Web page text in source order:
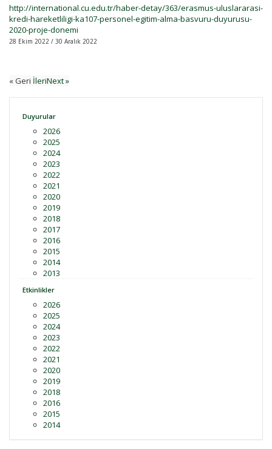
http://international.cu.edu.tr/haber-detay/363/erasmus-uluslararasi-
kredi-hareketliligi-ka107-personel-egitim-alma-basvuru-duyurusu-
2020-proje-donemi
28 Ekim 2022 / 30 Aralık 2022
« Geri İleriNext »
Duyurular
2026
2025
2024
2023
2022
2021
2020
2019
2018
2017
2016
2015
2014
2013
Etkinlikler
2026
2025
2024
2023
2022
2021
2020
2019
2018
2016
2015
2014